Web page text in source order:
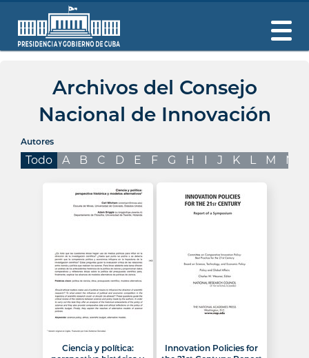
Archivos del Consejo
Nacional de Innovación
Autores
Todo A B C D E F G H I J K L M N
Ciencia y política:
Innovation Policies for